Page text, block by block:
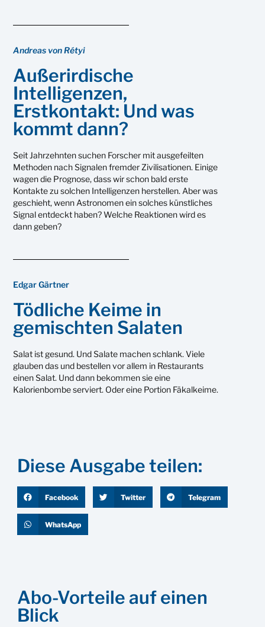
Andreas von Rétyi
Außerirdische
Intelligenzen,
Erstkontakt: Und was
kommt dann?
Seit Jahrzehnten suchen Forscher mit ausgefeilten
Methoden nach Signalen fremder Zivilisationen. Einige
wagen die Prognose, dass wir schon bald erste
Kontakte zu solchen Intelligenzen herstellen. Aber was
geschieht, wenn Astronomen ein solches künstliches
Signal entdeckt haben? Welche Reaktionen wird es
dann geben?
Edgar Gärtner
Tödliche Keime in
gemischten Salaten
Salat ist gesund. Und Salate machen schlank. Viele
glauben das und bestellen vor allem in Restaurants
einen Salat. Und dann bekommen sie eine
Kalorienbombe serviert. Oder eine Portion Fäkalkeime.
Diese Ausgabe teilen:
Facebook Twitter Telegram
WhatsApp
Abo-Vorteile auf einen
Blick